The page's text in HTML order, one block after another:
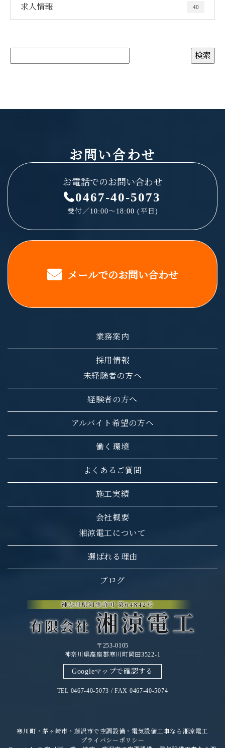
求人情報 40
お問い合わせ
お電話でのお問い合わせ
0467-40-5073
受付／10:00～18:00 (平日)
メールでのお問い合わせ
業務案内
採用情報
未経験者の方へ
経験者の方へ
アルバイト希望の方へ
働く環境
よくあるご質問
施工実績
会社概要
湘涼電工について
選ばれる理由
ブログ
〒253-0105
神奈川県高座郡寒川町岡田3522-1
Googleマップで確認する
TEL 0467-40-5073 / FAX 0467-40-5074
寒川町・茅ヶ崎市・藤沢市で空調設備・電気設備工事なら湘涼電工
プライバシーポリシー